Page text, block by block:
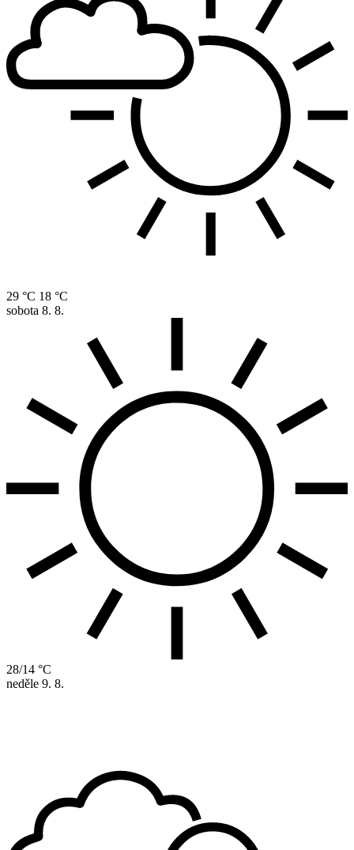
29 °C 18 °C
sobota 8. 8.
28/14 °C
neděle 9. 8.